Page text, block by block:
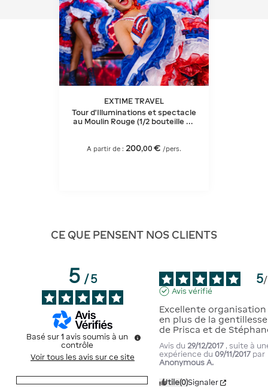
EXTIME TRAVEL
Tour d'Illuminations et spectacle
au Moulin Rouge (1/2 bouteille de
A partir de : 200,00 € /pers.
CE QUE PENSENT NOS CLIENTS
5/5
Basé sur 1 avis soumis à un
contrôle
Voir tous les avis sur ce site
5/
Avis vérifié
Excellente organisation
en plus de la gentillesse
de Prisca et de
Avis du 29/12/2017 , suite à
expérience du09/11/2017 par
Anonymous A.
Utile(0)Signaler